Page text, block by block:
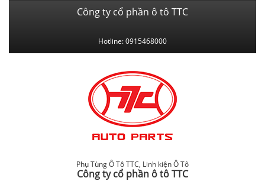
Công ty cổ phần ô tô TTC
Hotline: 0915468000
Phụ Tùng Ô Tô TTC, Linh kiện Ô Tô
Công ty cổ phần ô tô TTC